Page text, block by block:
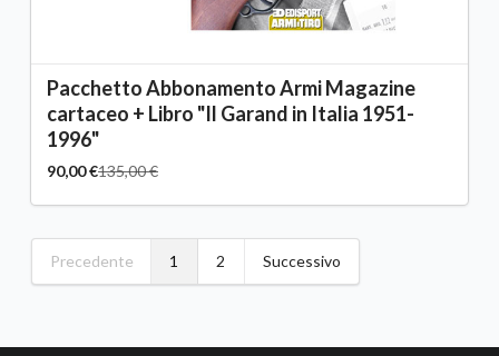
Pacchetto Abbonamento Armi Magazine
cartaceo + Libro "Il Garand in Italia 1951-
1996"
90,00 €135,00 €
Precedente 1 2 Successivo